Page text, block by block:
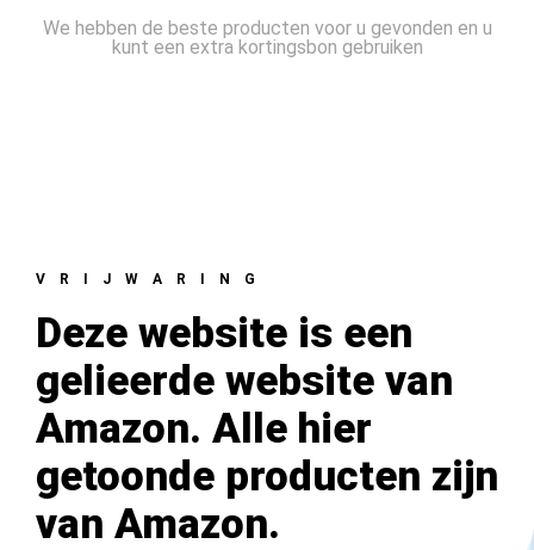
We hebben de beste producten voor u gevonden en u
kunt een extra kortingsbon gebruiken
VRIJWARING
Deze website is een
gelieerde website van
Amazon. Alle hier
getoonde producten zijn
van Amazon.